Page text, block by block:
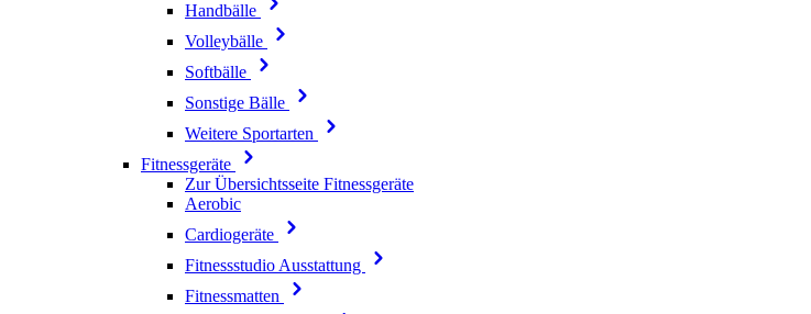
Handbälle
Volleybälle
Softbälle
Sonstige Bälle
Weitere Sportarten
Fitnessgeräte
Zur Übersichtsseite Fitnessgeräte
Aerobic
Cardiogeräte
Fitnessstudio Ausstattung
Fitnessmatten